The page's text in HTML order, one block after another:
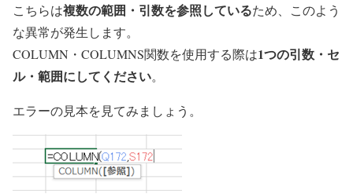
こちらは複数の範囲・引数を参照しているため、このよう
な異常が発生します。
COLUMN・COLUMNS関数を使用する際は1つの引数・セ
ル・範囲にしてください。
エラーの見本を見てみましょう。